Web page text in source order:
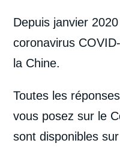
Depuis janvier
coronavirus
la Chine.
Toutes les
vous posez sur le
sont disponibles